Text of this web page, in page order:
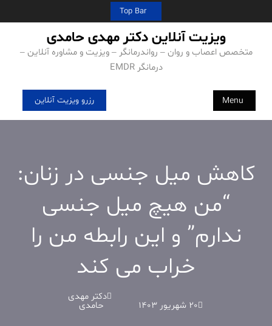
to
Top Bar
ویزیت آنلاین دکتر مهدی حامدی
متخصص اعصاب و روان – رواندرمانگر – ویزیت و مشاوره آنلاین –
درمانگر EMDR
Menu رزرو ویزیت آنلاین
کاهش میل جنسی در زنان:
“من هیچ میل جنسی
ندارم” و این رابطه من را
خراب می کند
20 شهریور 1403
دکتر مهدی
حامدی